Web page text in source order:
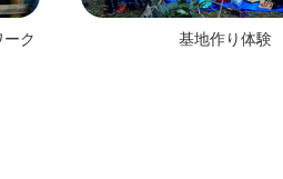
ク 基地作り体験